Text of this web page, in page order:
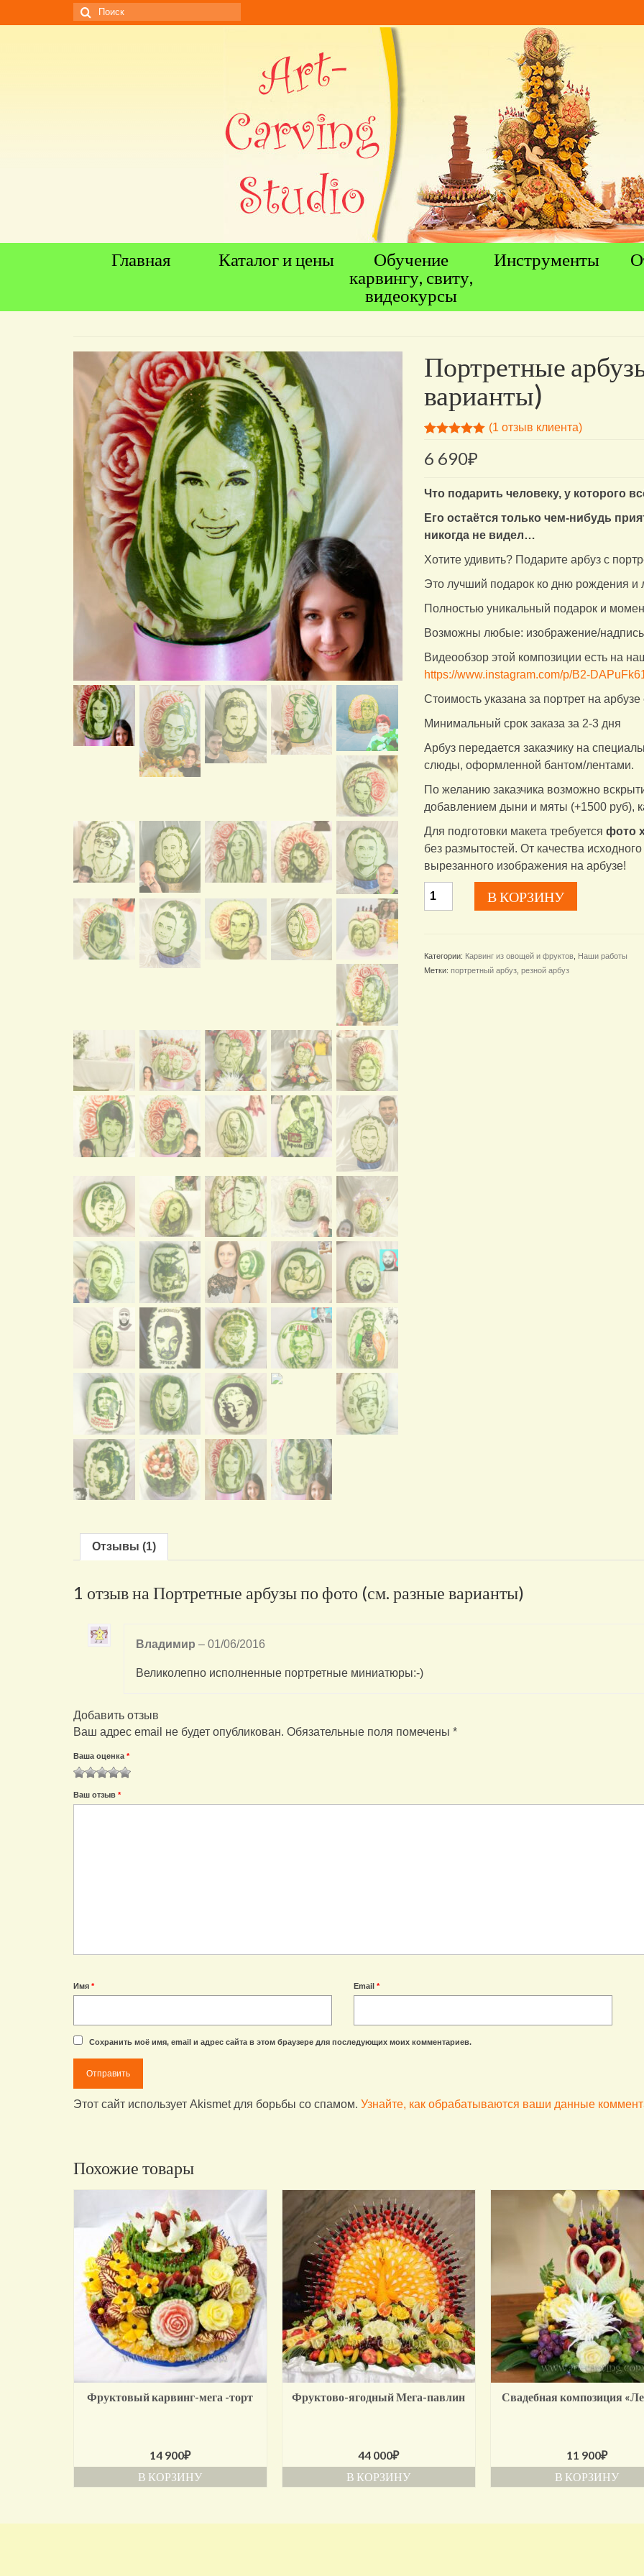
Искать:
Главная Каталог и цены
Обучение
карвингу, свиту,
видеокурсы
Инструменты
Портретные
варианты)
5.00из 5 на
основе
пользователя
(1 отзыв клиента)
6 690₽
Что подарить человеку, у которого
Его остаётся только чем-нибудь
никогда не видел…
Хотите удивить? Подарите арбуз с
Это лучший подарок ко дню рождения и
Полностью уникальный подарок и
Возможны любые: изображение/
Видеообзор этой композиции есть на
https://www.instagram.com/p/B2-
Стоимость указана за портрет на
Минимальный срок заказа за 2-3 дня
Арбуз передается заказчику на
слюды, оформленной бантом/лентами.
По желанию заказчика возможно
добавлением дыни и мяты (+1500 руб),
Для подготовки макета требуется фото
без размытостей. От качества
вырезанного изображения на арбузе!
товара
фото
(см.
В КОРЗИНУ
Категории: Карвинг из овощей и фруктов, Наши работы
Метки: портретный арбуз, резной арбуз
Отзывы (1)
1 отзыв на Портретные арбузы по фото (см. разные варианты)
Владимир – 01/06/2016
Великолепно исполненные портретные миниатюры:-)
Добавить отзыв
Ваш адрес email не будет опубликован. Обязательные поля помечены *
Ваша оценка *
Ваш отзыв *
Имя * Email *
Сохранить моё имя, email и адрес сайта в этом браузере для последующих моих комментариев.
Этот сайт использует Akismet для борьбы со спамом. Узнайте, как обрабатываются ваши данные
Похожие товары
Фруктовый карвинг-мега -торт
14 900₽
В КОРЗИНУ
Фруктово-ягодный Мега-павлин
44 000₽
В КОРЗИНУ
Свадебная композиция
11 900₽
В КОРЗИНУ